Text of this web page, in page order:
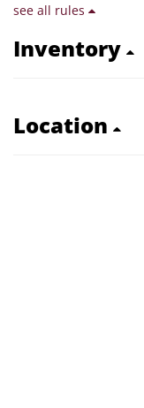
see all rules
Inventory
Location